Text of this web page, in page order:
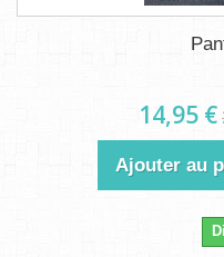
14,95 €
Ajouter au